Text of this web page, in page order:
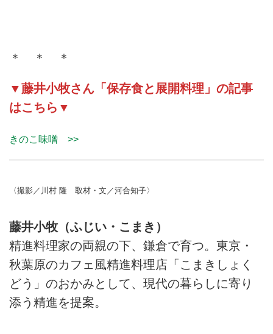
＊ ＊ ＊
▼藤井小牧さん「保存食と展開料理」の記事
はこちら▼
きのこ味噌 >>
〈撮影／川村 隆 取材・文／河合知子〉
藤井小牧（ふじい・こまき）
精進料理家の両親の下、鎌倉で育つ。東京・
秋葉原のカフェ風精進料理店「こまきしょく
どう」のおかみとして、現代の暮らしに寄り
添う精進を提案。